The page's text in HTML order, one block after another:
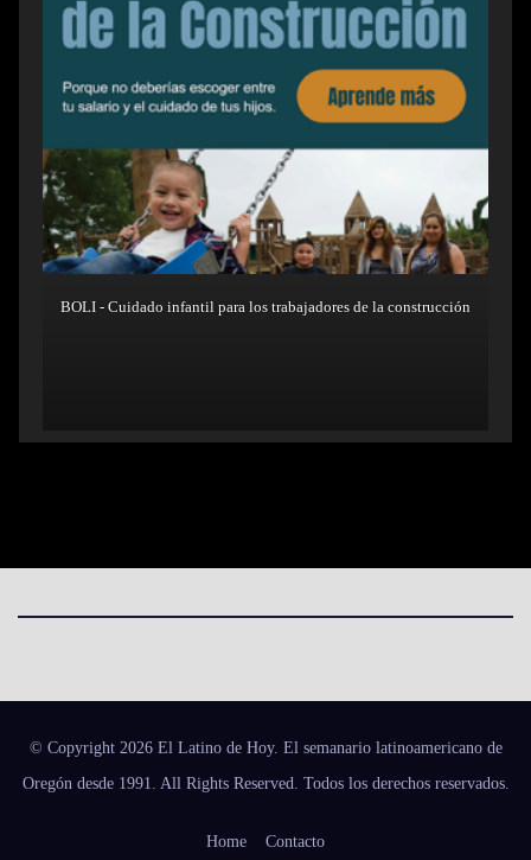
BOLI - Cuidado infantil para los trabajadores de la construcción
© Copyright 2026 El Latino de Hoy. El semanario latinoamericano de
Oregón desde 1991. All Rights Reserved. Todos los derechos reservados.
Home Contacto